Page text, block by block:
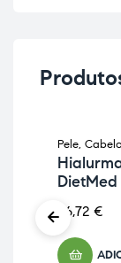
Pele,
DietMed
26,72 €